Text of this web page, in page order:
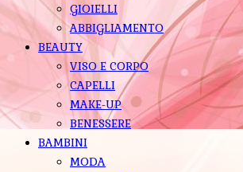
GIOIELLI
ABBIGLIAMENTO
BEAUTY
VISO E CORPO
CAPELLI
MAKE-UP
BENESSERE
BAMBINI
MODA